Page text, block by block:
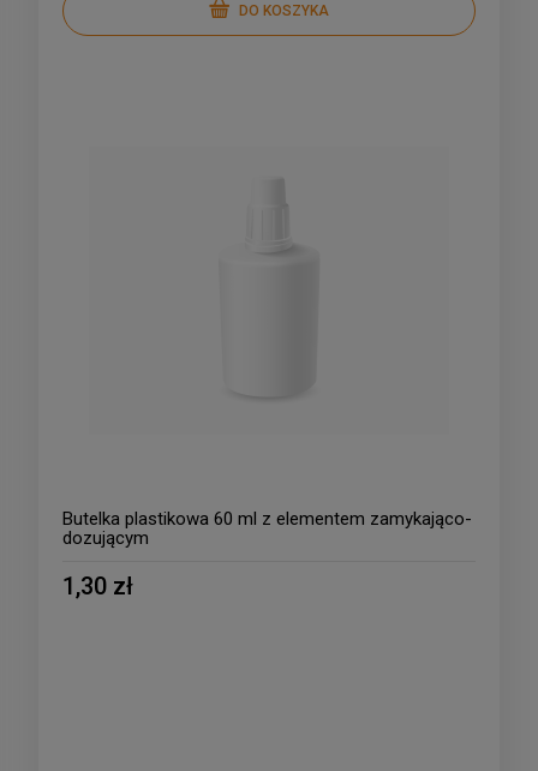
DO KOSZYKA
Butelka plastikowa 60 ml z elementem zamykająco-
dozującym
1,30 zł